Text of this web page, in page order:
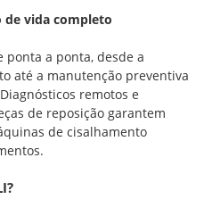
de vida completo
ponta a ponta, desde a
até a manutenção preventiva
remotos e
de reposição garantem
de cisalhamento